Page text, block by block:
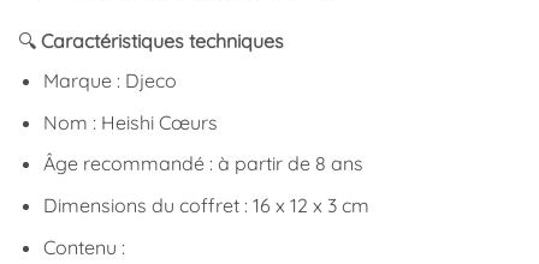
🔍 Caractéristiques techniques
Marque : Djeco
Nom : Heishi Cœurs
Âge recommandé : à partir de 8 ans
Dimensions du coffret : 16 x 12 x 3 cm
Contenu :